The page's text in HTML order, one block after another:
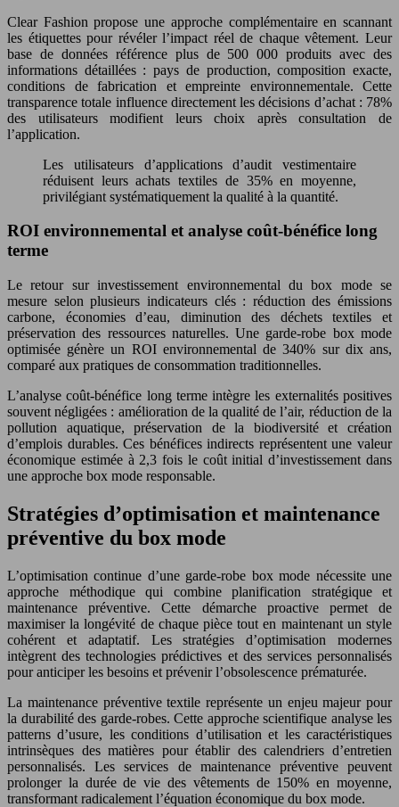
Clear Fashion propose une approche complémentaire en scannant
les étiquettes pour révéler l’impact réel de chaque vêtement. Leur
base de données référence plus de 500 000 produits avec des
informations détaillées : pays de production, composition exacte,
conditions de fabrication et empreinte environnementale. Cette
transparence totale influence directement les décisions d’achat : 78%
des utilisateurs modifient leurs choix après consultation de
l’application.
Les utilisateurs d’applications d’audit vestimentaire
réduisent leurs achats textiles de 35% en moyenne,
privilégiant systématiquement la qualité à la quantité.
ROI environnemental et analyse coût-bénéfice long
terme
Le retour sur investissement environnemental du box mode se
mesure selon plusieurs indicateurs clés : réduction des émissions
carbone, économies d’eau, diminution des déchets textiles et
préservation des ressources naturelles. Une garde-robe box mode
optimisée génère un ROI environnemental de 340% sur dix ans,
comparé aux pratiques de consommation traditionnelles.
L’analyse coût-bénéfice long terme intègre les externalités positives
souvent négligées : amélioration de la qualité de l’air, réduction de la
pollution aquatique, préservation de la biodiversité et création
d’emplois durables. Ces bénéfices indirects représentent une valeur
économique estimée à 2,3 fois le coût initial d’investissement dans
une approche box mode responsable.
Stratégies d’optimisation et maintenance
préventive du box mode
L’optimisation continue d’une garde-robe box mode nécessite une
approche méthodique qui combine planification stratégique et
maintenance préventive. Cette démarche proactive permet de
maximiser la longévité de chaque pièce tout en maintenant un style
cohérent et adaptatif. Les stratégies d’optimisation modernes
intègrent des technologies prédictives et des services personnalisés
pour anticiper les besoins et prévenir l’obsolescence prématurée.
La maintenance préventive textile représente un enjeu majeur pour
la durabilité des garde-robes. Cette approche scientifique analyse les
patterns d’usure, les conditions d’utilisation et les caractéristiques
intrinsèques des matières pour établir des calendriers d’entretien
personnalisés. Les services de maintenance préventive peuvent
prolonger la durée de vie des vêtements de 150% en moyenne,
transformant radicalement l’équation économique du box mode.